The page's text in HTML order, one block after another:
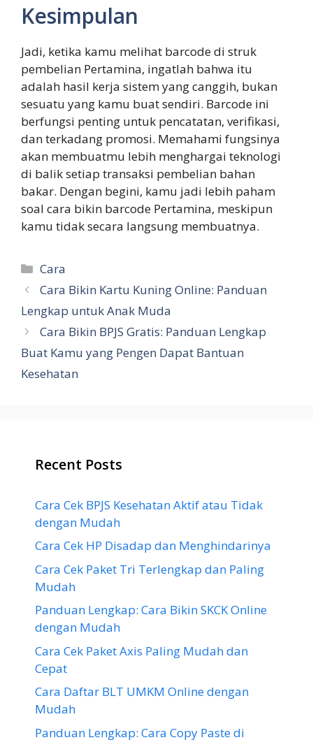
Kesimpulan
Jadi, ketika kamu melihat barcode di struk
pembelian Pertamina, ingatlah bahwa itu
adalah hasil kerja sistem yang canggih, bukan
sesuatu yang kamu buat sendiri. Barcode ini
berfungsi penting untuk pencatatan, verifikasi,
dan terkadang promosi. Memahami fungsinya
akan membuatmu lebih menghargai teknologi
di balik setiap transaksi pembelian bahan
bakar. Dengan begini, kamu jadi lebih paham
soal cara bikin barcode Pertamina, meskipun
kamu tidak secara langsung membuatnya.
Categories
Cara
Cara Bikin Kartu Kuning Online: Panduan
Lengkap untuk Anak Muda
Cara Bikin BPJS Gratis: Panduan Lengkap
Buat Kamu yang Pengen Dapat Bantuan
Kesehatan
Recent Posts
Cara Cek BPJS Kesehatan Aktif atau Tidak
dengan Mudah
Cara Cek HP Disadap dan Menghindarinya
Cara Cek Paket Tri Terlengkap dan Paling
Mudah
Panduan Lengkap: Cara Bikin SKCK Online
dengan Mudah
Cara Cek Paket Axis Paling Mudah dan
Cepat
Cara Daftar BLT UMKM Online dengan
Mudah
Panduan Lengkap: Cara Copy Paste di